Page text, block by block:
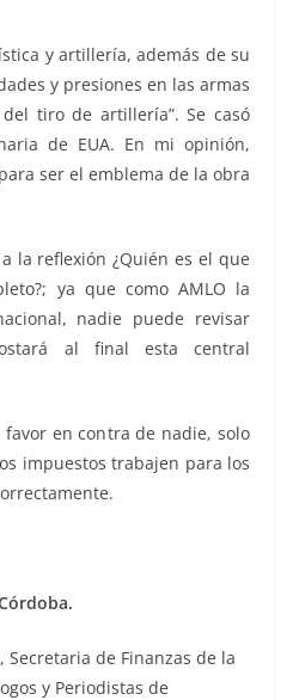
y artillería, además de su
y presiones en las armas
tiro de artillería”. Se casó
de EUA. En mi opinión,
ser el emblema de la obra
la reflexión ¿Quién es el que
ya que como AMLO la
nadie puede revisar
al final esta central
en contra de nadie, solo
impuestos trabajen para los
de Finanzas de la
y Periodistas de